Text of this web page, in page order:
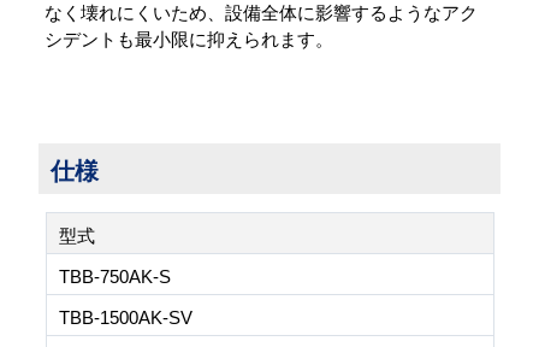
なく壊れにくいため、設備全体に影響するようなアク
シデントも最小限に抑えられます。
仕様
型式
TBB-750AK-S
TBB-1500AK-SV